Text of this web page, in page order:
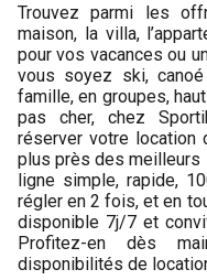
Trouvez parmi les
maison, la villa,
pour vos vacances ou
vous soyez ski,
famille, en groupes,
pas cher, chez
réserver votre location
plus près des meilleurs
ligne simple, rapide,
régler en 2 fois, et en
disponible 7j/7 et
Profitez-en dès
disponibilités de